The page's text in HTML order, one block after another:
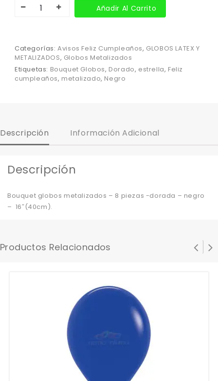
Añadir Al Carrito
Categorías:Avisos Feliz Cumpleaños, GLOBOS LATEX Y
METALIZADOS, Globos Metalizados
Etiquetas: Bouquet Globos, Dorado, estrella, Feliz
cumpleaños, metalizado, Negro
Descripción Información Adicional
Descripción
Bouquet globos metalizados – 8 piezas -dorada – negro
– 16″(40cm).
Productos Relacionados